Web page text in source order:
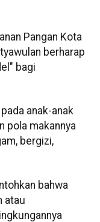
Pangan Kota
berharap
bagi
anak-anak
pola makannya
bergizi,
bahwa
atau